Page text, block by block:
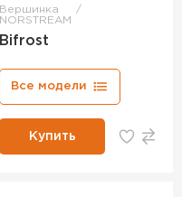
Вершинка
NORSTREAM
Bifrost
Все модели
Купить